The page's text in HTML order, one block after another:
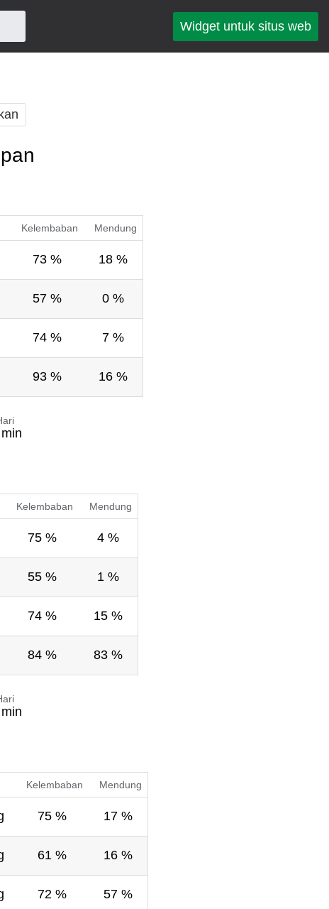
Widget untuk situs web
Kelembaban Mendung
73 % 18 %
57 % 0 %
74 % 7 %
93 % 16 %
Kelembaban Mendung
75 % 4 %
55 % 1 %
74 % 15 %
84 % 83 %
Kelembaban Mendung
75 % 17 %
61 % 16 %
72 % 57 %